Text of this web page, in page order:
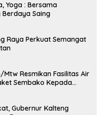
Yoga : Bersama
Saing
Raya Perkuat Semangat
Mtw Resmikan Fasilitas Air
Sembako Kepada
Gubernur Kalteng